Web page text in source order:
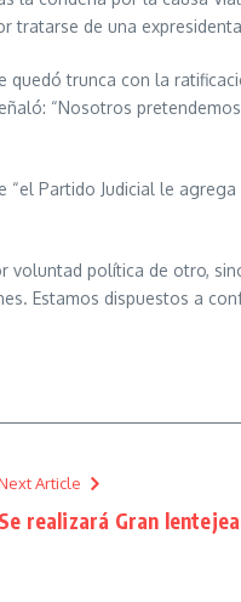
tratarse de una
trunca con la
“Nosotros
Partido Judicial le
voluntad política de otro,
Estamos dispuestos a
Next Article
Se realizará Gran